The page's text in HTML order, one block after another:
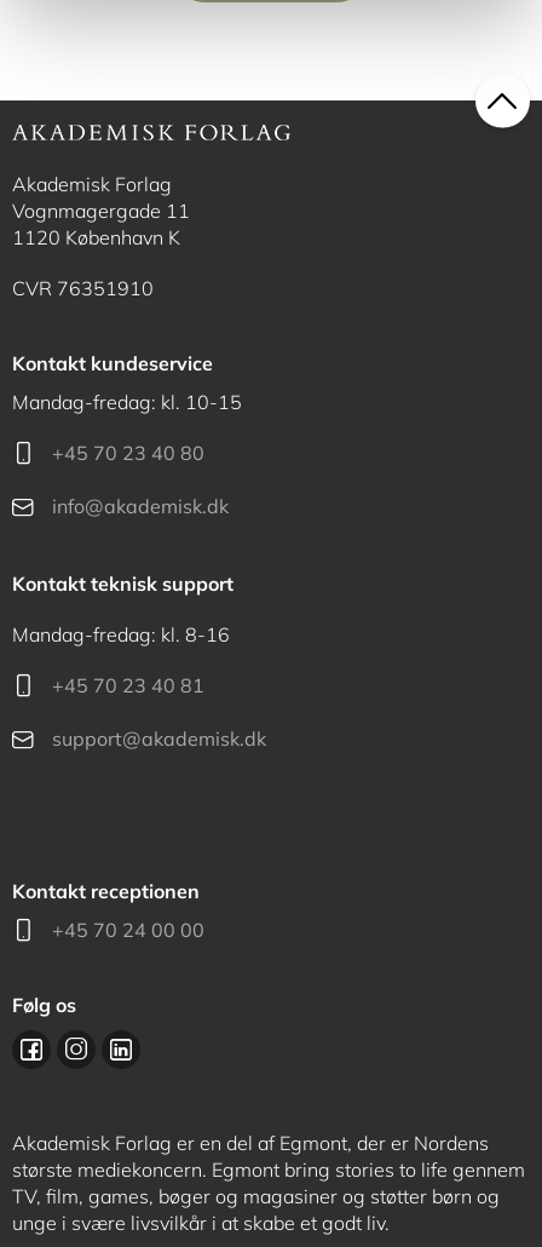
Akademisk Forlag
Vognmagergade 11
1120 København K
CVR 76351910
Kontakt kundeservice
Mandag-fredag: kl. 10-15
+45 70 23 40 80
info@akademisk.dk
Kontakt teknisk support
Mandag-fredag: kl. 8-16
+45 70 23 40 81
support@akademisk.dk
Kontakt receptionen
+45 70 24 00 00
Følg os
Akademisk Forlag er en del af Egmont, der er Nordens
største mediekoncern. Egmont bring stories to life gennem
TV, film, games, bøger og magasiner og støtter børn og
unge i svære livsvilkår i at skabe et godt liv.